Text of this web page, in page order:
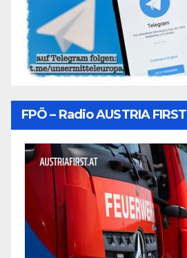
FPÖ – Radio AUSTRIA FIRST